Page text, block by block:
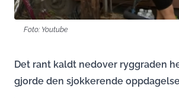
Foto: Youtube
Det rant kaldt nedover ryggraden
gjorde den sjokkerende